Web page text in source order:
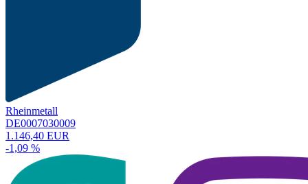
Rheinmetall
DE0007030009
1.146,40 EUR
-1,09 %